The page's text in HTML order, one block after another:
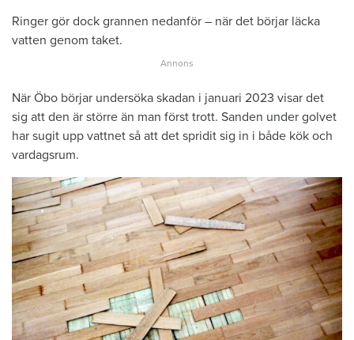
Ringer gör dock grannen nedanför – när det börjar läcka
vatten genom taket.
När Öbo börjar undersöka skadan i januari 2023 visar det
sig att den är större än man först trott. Sanden under golvet
har sugit upp vattnet så att det spridit sig in i både kök och
vardagsrum.